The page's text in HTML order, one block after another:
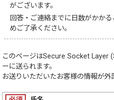
がございます。
回答・ご連絡までに日数がかか
めご了承ください。
このページはSecure Socket Layer
ーに送られます。
お送りいただいたお客様の情報が外